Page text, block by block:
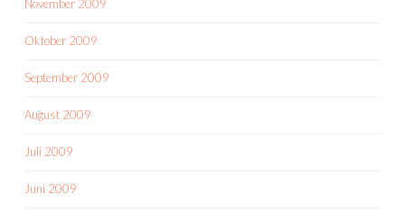
November 2009
Oktober 2009
September 2009
August 2009
Juli 2009
Juni 2009